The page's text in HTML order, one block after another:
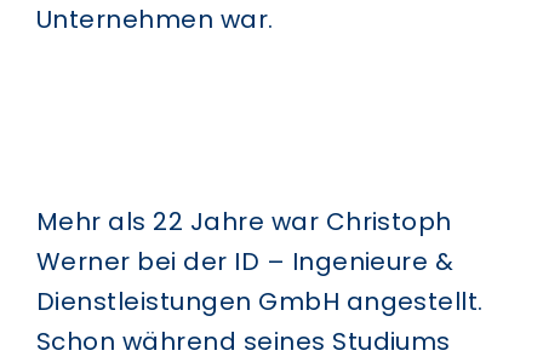
Unternehmen war.
Mehr als 22 Jahre war Christoph
Werner bei der ID – Ingenieure &
Dienstleistungen GmbH angestellt.
Schon während seines Studiums